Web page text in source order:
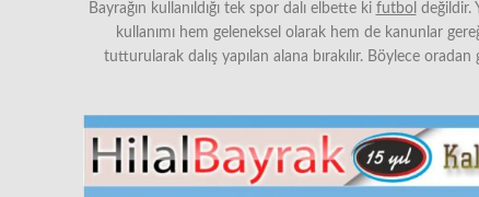
Bayrağın kullanıldığı tek spor dalı elbette ki futbol değildir.
kullanımı hem geleneksel olarak hem de kanunlar
tutturularak dalış yapılan alana bırakılır. Böylece